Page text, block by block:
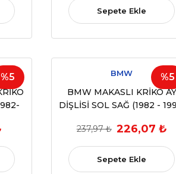
Sepete Ekle
%5 %5
BMW
BMW MAKASLI KRİKO AY
DİŞLİSİ SOL SAĞ (1982 -
237,97 ₺ 226,07 ₺
Sepete Ekle